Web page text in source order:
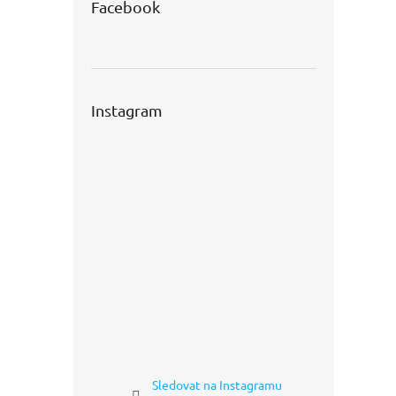
Facebook
Instagram
Sledovat na Instagramu